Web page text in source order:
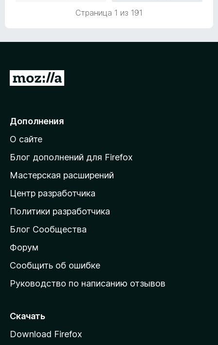
Страница 1 из 191
П
е
й
т
и
а
д
о
а
ш
н
ю
т
а
Дополнения
О сайте
Блог дополнений для Firefox
Мастерская расширений
Центр разработчика
Политики разработчика
Блог Сообщества
Форум
Сообщить об ошибке
Руководство по написанию отзывов
Скачать
Download Firefox